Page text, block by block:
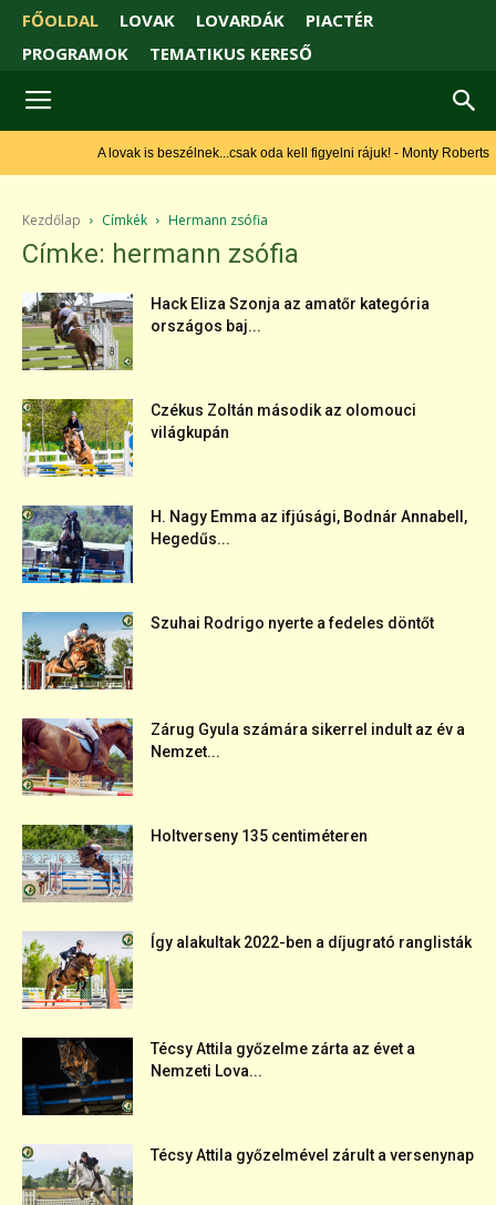
FŐOLDAL LOVAK LOVARDÁK
PIACTÉR
PROGRAMOK
TEMATIKUS KERESŐ
A lovak is beszélnek...csak oda kell figyelni rájuk! - Monty Roberts
Kezdőlap Címkék Hermann zsófia
Címke: hermann zsófia
Hack Eliza Szonja az amatőr kategória
országos baj...
Czékus Zoltán második az olomouci
világkupán
H. Nagy Emma az ifjúsági, Bodnár Annabell,
Hegedűs...
Szuhai Rodrigo nyerte a fedeles döntőt
Zárug Gyula számára sikerrel indult az év a
Nemzet...
Holtverseny 135 centiméteren
Így alakultak 2022-ben a díjugrató ranglisták
Técsy Attila győzelme zárta az évet a
Nemzeti Lova...
Técsy Attila győzelmével zárult a versenynap